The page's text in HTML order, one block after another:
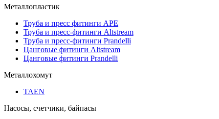
Металлопластик
Труба и пресс фитинги APE
Труба и пресс-фитинги Altstream
Труба и пресс-фитинги Prandelli
Цанговые фитинги Altstream
Цанговые фитинги Prandelli
Металлохомут
TAEN
Насосы, счетчики, байпасы